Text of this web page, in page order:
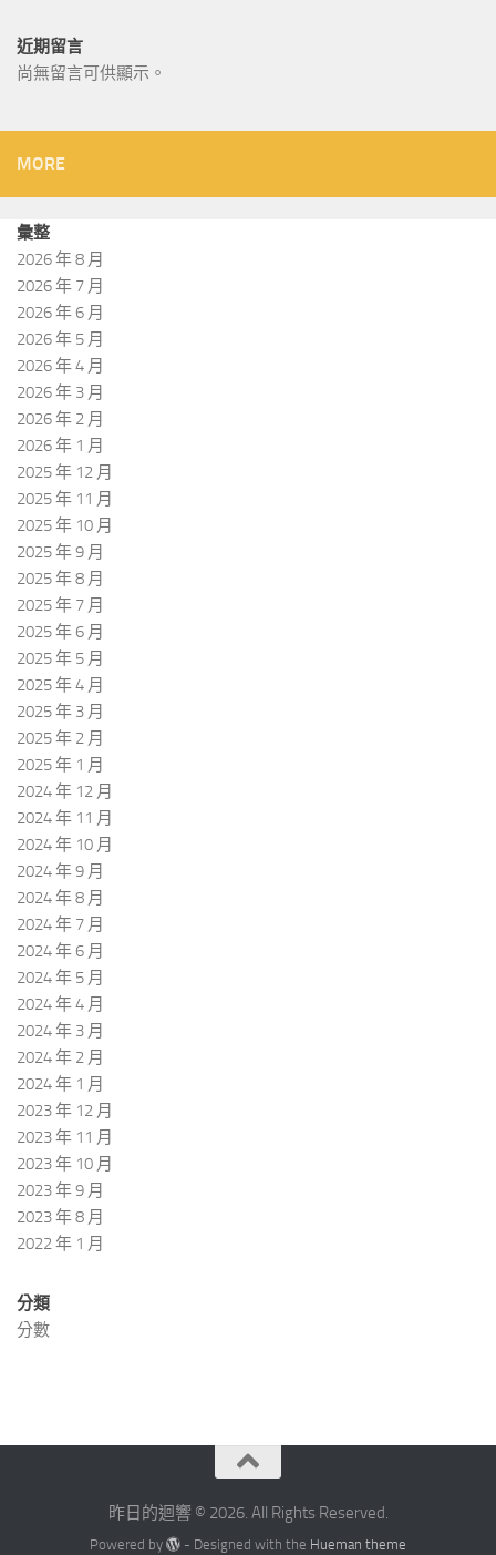
近期留言
尚無留言可供顯示。
MORE
彙整
2026 年 8 月
2026 年 7 月
2026 年 6 月
2026 年 5 月
2026 年 4 月
2026 年 3 月
2026 年 2 月
2026 年 1 月
2025 年 12 月
2025 年 11 月
2025 年 10 月
2025 年 9 月
2025 年 8 月
2025 年 7 月
2025 年 6 月
2025 年 5 月
2025 年 4 月
2025 年 3 月
2025 年 2 月
2025 年 1 月
2024 年 12 月
2024 年 11 月
2024 年 10 月
2024 年 9 月
2024 年 8 月
2024 年 7 月
2024 年 6 月
2024 年 5 月
2024 年 4 月
2024 年 3 月
2024 年 2 月
2024 年 1 月
2023 年 12 月
2023 年 11 月
2023 年 10 月
2023 年 9 月
2023 年 8 月
2022 年 1 月
分類
分數
昨日的迴響 © 2026. All Rights Reserved.
Powered by - Designed with the Hueman theme